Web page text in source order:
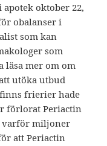
oktober 22,
obalanser i
som kan
som
läsa mer om om
utöka utbud
frierier hade
förlorat Periactin
varför miljoner
att Periactin